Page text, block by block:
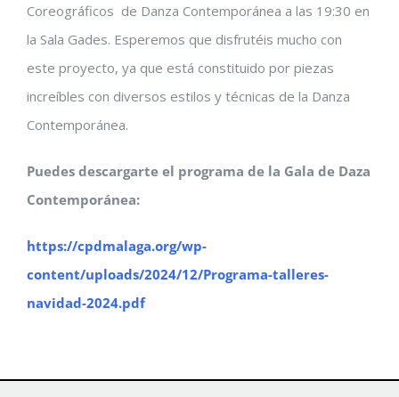
Coreográficos de Danza Contemporánea a las 19:30 en
la Sala Gades. Esperemos que disfrutéis mucho con
este proyecto, ya que está constituido por piezas
increíbles con diversos estilos y técnicas de la Danza
Contemporánea.
Puedes descargarte el programa de la Gala de Daza
Contemporánea:
https://cpdmalaga.org/wp-
content/uploads/2024/12/Programa-talleres-
navidad-2024.pdf